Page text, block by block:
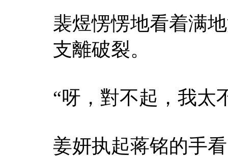
裴煜愣愣地看着满
支離破裂。
“呀，對不起，我太
姜妍执起蒋铭的手